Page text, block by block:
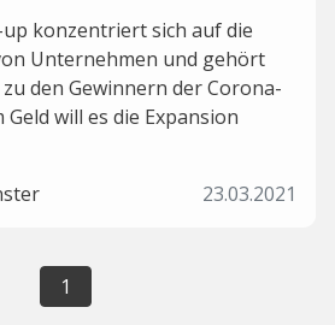
konzentriert sich auf die
Unternehmen und gehört
den Gewinnern der Corona-
Geld will es die Expansion
23.03.2021
1